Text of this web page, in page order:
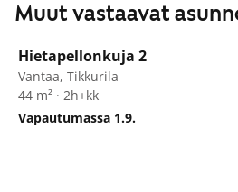
Muut vastaavat
ARA
Hietapellonkuja 2
Vantaa, Tikkurila
44 m² · 2h+kk
Vapautumassa 1.9.